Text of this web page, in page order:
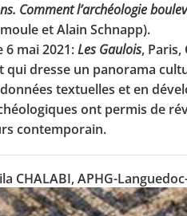
Comment l’archéologie
et Alain Schnapp).
6 mai 2021:Les Gaulois,
qui dresse un panorama
textuelles et en
ont permis de
contemporain.
CHALABI, APHG-